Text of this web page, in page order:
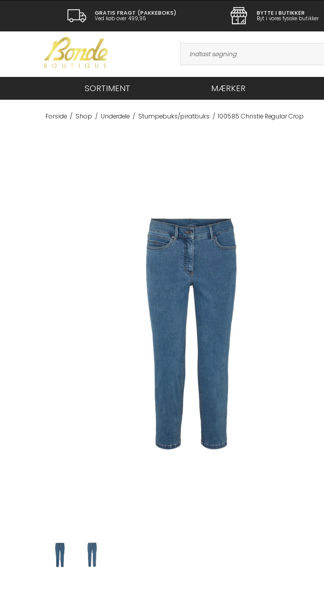
GRATIS FRAGT (PAKKEBOKS)
Ved køb over 499,95
BYTTE I BUTIKKER
Byt i vores fysiske butikker
SORTIMENT MÆRKER
Forside / Shop / Underdele / Stumpebuks/piratbuks / 100585 Christie Regular Crop